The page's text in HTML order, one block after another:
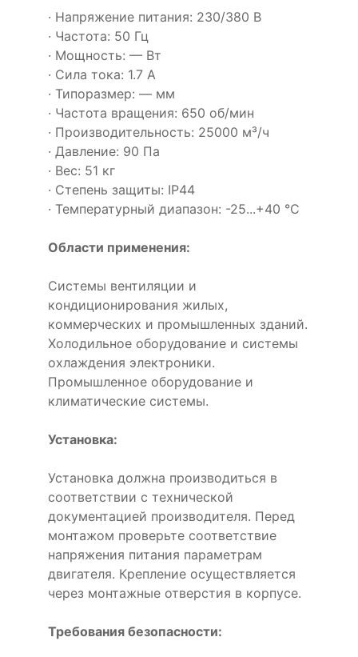
· Напряжение питания: 230/380 В
· Частота: 50 Гц
· Мощность: — Вт
· Сила тока: 1.7 А
· Типоразмер: — мм
· Частота вращения: 650 об/мин
· Производительность: 25000 м³/ч
· Давление: 90 Па
· Вес: 51 кг
· Степень защиты: IP44
· Температурный диапазон: -25...+40 °C
Области применения:
Системы вентиляции и
кондиционирования жилых,
коммерческих и промышленных зданий.
Холодильное оборудование и системы
охлаждения электроники.
Промышленное оборудование и
климатические системы.
Установка:
Установка должна производиться в
соответствии с технической
документацией производителя. Перед
монтажом проверьте соответствие
напряжения питания параметрам
двигателя. Крепление осуществляется
через монтажные отверстия в корпусе.
Требования безопасности: